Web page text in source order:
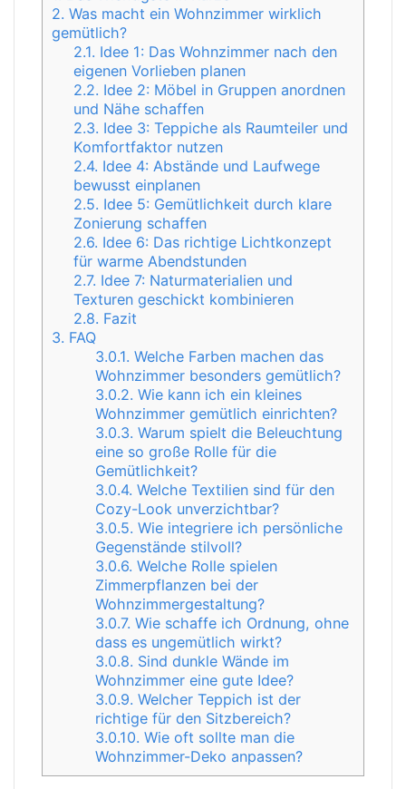
2. Was macht ein Wohnzimmer wirklich
gemütlich?
2.1. Idee 1: Das Wohnzimmer nach den
eigenen Vorlieben planen
2.2. Idee 2: Möbel in Gruppen anordnen
und Nähe schaffen
2.3. Idee 3: Teppiche als Raumteiler und
Komfortfaktor nutzen
2.4. Idee 4: Abstände und Laufwege
bewusst einplanen
2.5. Idee 5: Gemütlichkeit durch klare
Zonierung schaffen
2.6. Idee 6: Das richtige Lichtkonzept
für warme Abendstunden
2.7. Idee 7: Naturmaterialien und
Texturen geschickt kombinieren
2.8. Fazit
3. FAQ
3.0.1. Welche Farben machen das
Wohnzimmer besonders gemütlich?
3.0.2. Wie kann ich ein kleines
Wohnzimmer gemütlich einrichten?
3.0.3. Warum spielt die Beleuchtung
eine so große Rolle für die
Gemütlichkeit?
3.0.4. Welche Textilien sind für den
Cozy-Look unverzichtbar?
3.0.5. Wie integriere ich persönliche
Gegenstände stilvoll?
3.0.6. Welche Rolle spielen
Zimmerpflanzen bei der
Wohnzimmergestaltung?
3.0.7. Wie schaffe ich Ordnung, ohne
dass es ungemütlich wirkt?
3.0.8. Sind dunkle Wände im
Wohnzimmer eine gute Idee?
3.0.9. Welcher Teppich ist der
richtige für den Sitzbereich?
3.0.10. Wie oft sollte man die
Wohnzimmer-Deko anpassen?